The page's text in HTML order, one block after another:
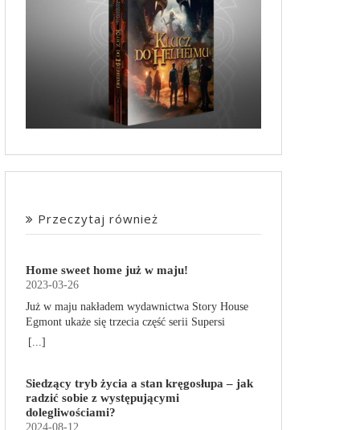
Przeczytaj również
Home sweet home już w maju!
2023-03-26
Już w maju nakładem wydawnictwa Story House
Egmont ukaże się trzecia część serii Supersi
scenarzysty Frederic Maupome. Ten tom nosi tytuł
obdarzone supermocami i wspomagane przez
robota o imieniu Al. Są rozdarte między chęcią
prowadzenia normalnego życia wśród ludzi a
[...]
Siedzący tryb życia a stan kręgosłupa – jak
radzić sobie z występującymi
dolegliwościami?
2024-08-12